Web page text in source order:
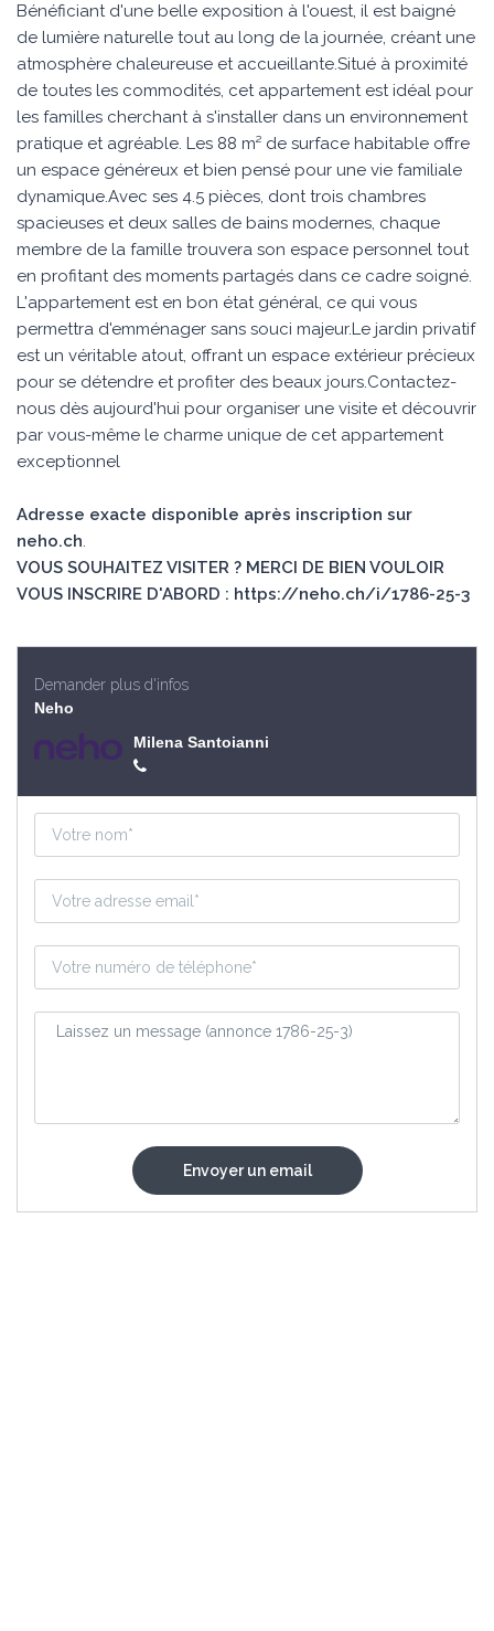
Bénéficiant d'une belle exposition à l'ouest, il est baigné
de lumière naturelle tout au long de la journée, créant une
atmosphère chaleureuse et accueillante.Situé à proximité
de toutes les commodités, cet appartement est idéal pour
les familles cherchant à s'installer dans un environnement
pratique et agréable. Les 88 m² de surface habitable offre
un espace généreux et bien pensé pour une vie familiale
dynamique.Avec ses 4.5 pièces, dont trois chambres
spacieuses et deux salles de bains modernes, chaque
membre de la famille trouvera son espace personnel tout
en profitant des moments partagés dans ce cadre soigné.
L'appartement est en bon état général, ce qui vous
permettra d'emménager sans souci majeur.Le jardin privatif
est un véritable atout, offrant un espace extérieur précieux
pour se détendre et profiter des beaux jours.Contactez-
nous dès aujourd'hui pour organiser une visite et découvrir
par vous-même le charme unique de cet appartement
exceptionnel
Adresse exacte disponible après inscription sur
neho.ch.
VOUS SOUHAITEZ VISITER ? MERCI DE BIEN VOULOIR
VOUS INSCRIRE D'ABORD : https://neho.ch/i/1786-25-3
Demander plus d'infos
Neho
Milena Santoianni